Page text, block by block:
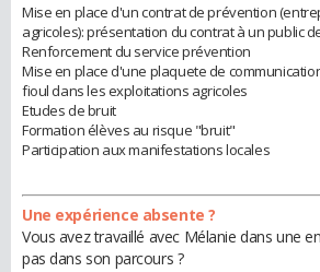
Mise en place d'un contrat de prévention
agricoles): présentation du contrat à un public
Renforcement du service prévention
Mise en place d'une plaquete de
fioul dans les exploitations agricoles
Etudes de bruit
Formation élèves au risque "bruit"
Participation aux manifestations locales
Une expérience absente ?
Vous avez travaillé avec Mélanie dans une
pas dans son parcours ?